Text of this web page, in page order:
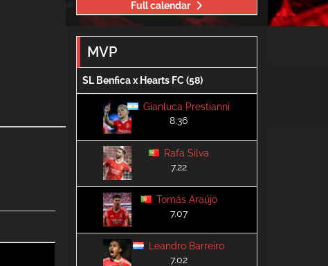
Full calendar
MVP
SL Benfica x Hearts FC (58)
Gianluca Prestianni
8.36
Rafa Silva
7.22
Tomás Araújo
7.07
Leandro Barreiro
7.02